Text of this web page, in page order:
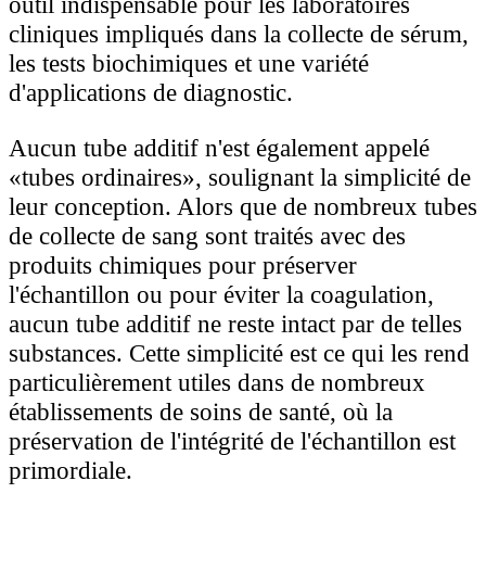
cliniques impliqués dans la collecte de sérum,
les tests biochimiques et une variété
d'applications de diagnostic.
Aucun tube additif n'est également appelé
«tubes ordinaires», soulignant la simplicité de
leur conception. Alors que de nombreux tubes
de collecte de sang sont traités avec des
produits chimiques pour préserver
l'échantillon ou pour éviter la coagulation,
aucun tube additif ne reste intact par de telles
substances. Cette simplicité est ce qui les rend
particulièrement utiles dans de nombreux
établissements de soins de santé, où la
préservation de l'intégrité de l'échantillon est
primordiale.